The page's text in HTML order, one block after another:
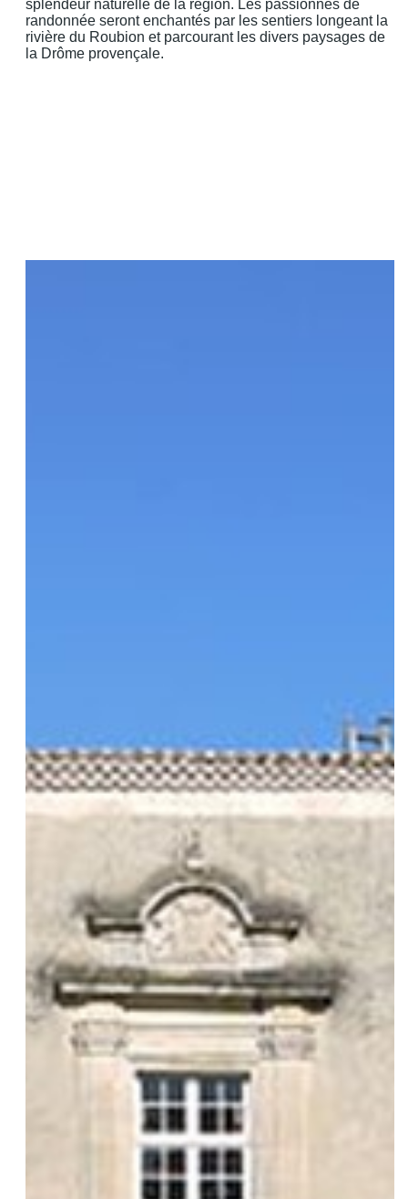
splendeur naturelle de la région. Les passionnés de
randonnée seront enchantés par les sentiers longeant la
rivière du Roubion et parcourant les divers paysages de
la Drôme provençale.